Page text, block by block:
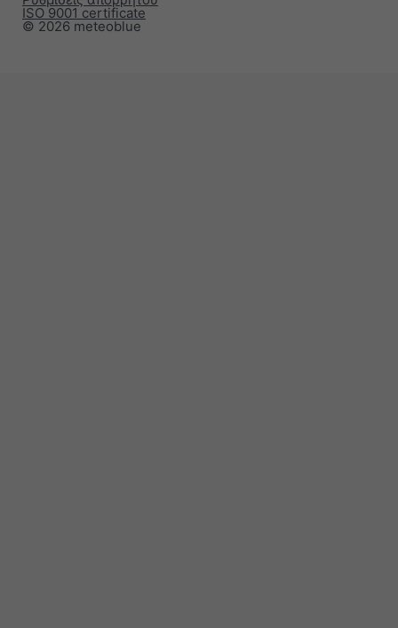
© 2026 meteoblue
ISO 9001 certificate